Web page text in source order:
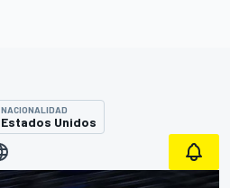
NACIONALIDAD
Estados Unidos